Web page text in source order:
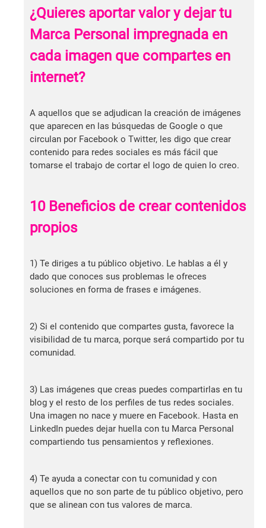
¿Quieres aportar valor y dejar tu
Marca Personal impregnada en
cada imagen que compartes en
internet?
A aquellos que se adjudican la creación de imágenes
que aparecen en las búsquedas de Google o que
circulan por Facebook o Twitter, les digo que crear
contenido para redes sociales es más fácil que
tomarse el trabajo de cortar el logo de quien lo creo.
10 Beneficios de crear contenidos
propios
1) Te diriges a tu público objetivo. Le hablas a él y
dado que conoces sus problemas le ofreces
soluciones en forma de frases e imágenes.
2) Si el contenido que compartes gusta, favorece la
visibilidad de tu marca, porque será compartido por tu
comunidad.
3) Las imágenes que creas puedes compartirlas en tu
blog y el resto de los perfiles de tus redes sociales.
Una imagen no nace y muere en Facebook. Hasta en
LinkedIn puedes dejar huella con tu Marca Personal
compartiendo tus pensamientos y reflexiones.
4) Te ayuda a conectar con tu comunidad y con
aquellos que no son parte de tu público objetivo, pero
que se alinean con tus valores de marca.